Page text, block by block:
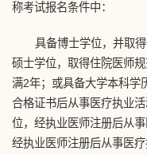
称考试报名条件中：
具备博士学位，并取
硕士学位，取得住院医师
满2年；或具备大学本科学
合格证书后从事医疗执业
位，经执业医师注册后从
经执业医师注册后从事医